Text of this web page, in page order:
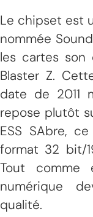
Le chipset est
nommée
les cartes son
Blaster Z.
date de 2011
repose plutôt
ESS SAbre,
format 32 bit/
Tout comme
numérique
qualité.